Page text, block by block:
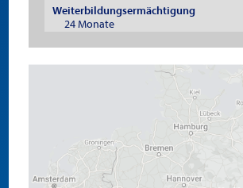
Weiterbildungsermächtigung
24 Monate